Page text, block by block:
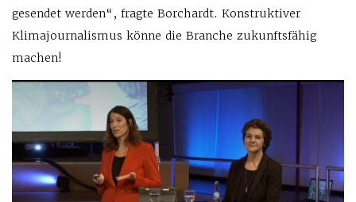
gesendet werden“, fragte Borchardt. Konstruktiver
Klimajournalismus könne die Branche zukunftsfähig
machen!